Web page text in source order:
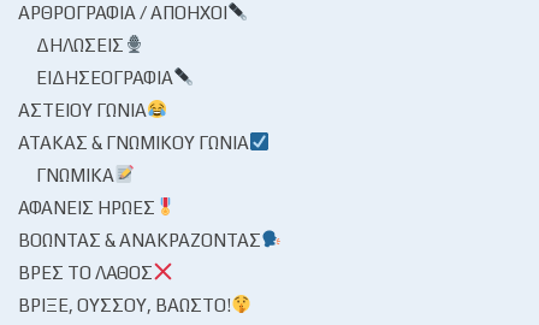
ΑΡΘΡΟΓΡΑΦΊΑ / ΑΠΌΗΧΟΙ
ΔΗΛΏΣΕΙΣ
ΕΙΔΗΣΕΟΓΡΑΦΊΑ
ΑΣΤΕΊΟΥ ΓΩΝΊΑ
ΑΤΆΚΑΣ & ΓΝΩΜΙΚΟΎ ΓΩΝΊΑ
ΓΝΩΜΙΚΆ
ΑΦΑΝΕΊΣ ΉΡΩΕΣ
ΒΟΏΝΤΑΣ & ΑΝΑΚΡΆΖΟΝΤΑΣ
ΒΡΕΣ ΤΟ ΛΆΘΟΣ
ΒΡΊΞΕ, ΟΎΣΣΟΥ, ΒΆΩΣΤΟ!